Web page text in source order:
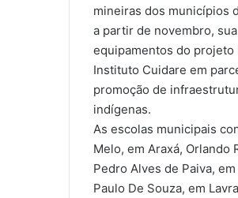
mineiras dos municípios
a partir de novembro,
equipamentos do projeto
Instituto Cuidare em
promoção de
indígenas.
As escolas municipais
Melo, em Araxá, Orlando
Pedro Alves de Paiva,
Paulo De Souza, em